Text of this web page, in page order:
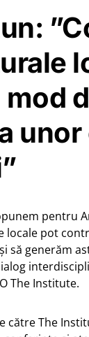
pentru
locale pot
să generăm
The Institute.
către The